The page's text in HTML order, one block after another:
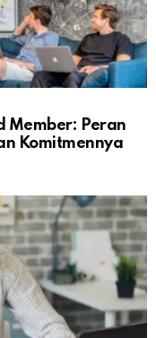
Member: Peran
Komitmennya